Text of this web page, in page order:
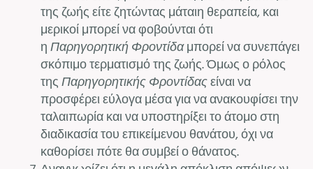
της ζωής είτε ζητώντας μάταιη θεραπεία, και
μερικοί μπορεί να φοβούνται ότι
ηΠαρηγορητική Φροντίδαμπορεί να συνεπάγει
σκόπιμο τερματισμό της ζωής. Όμως ο ρόλος
τηςΠαρηγορητικής Φροντίδαςείναι να
προσφέρει εύλογα μέσα για να ανακουφίσει την
ταλαιπωρία και να υποστηρίξει το άτομο στη
διαδικασία του επικείμενου θανάτου, όχι να
καθορίσει πότε θα συμβεί ο θάνατος.